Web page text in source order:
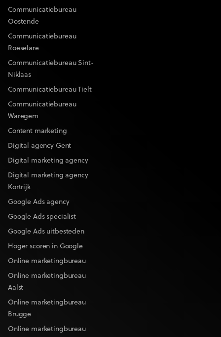
Communicatiebureau
Oostende
Communicatiebureau
Roeselare
Communicatiebureau Sint-
Niklaas
Communicatiebureau Tielt
Communicatiebureau
Waregem
Content marketing
Digital agency Gent
Digital marketing agency
Digital marketing agency
Kortrijk
Google Ads agency
Google Ads specialist
Google Ads uitbesteden
Hoger scoren in Google
Online marketingbureau
Online marketingbureau
Aalst
Online marketingbureau
Brugge
Online marketingbureau